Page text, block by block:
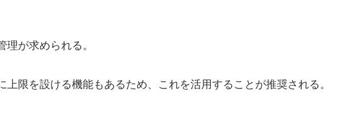
理が求められる。
上限を設ける機能もあるため、これを活用することが推奨される。